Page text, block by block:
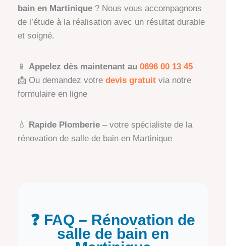
bain en Martinique ? Nous vous accompagnons
de l’étude à la réalisation avec un résultat durable
et soigné.
📱 Appelez dès maintenant au 0696 00 13 45
📩 Ou demandez votre devis gratuit via notre
formulaire en ligne
💧 Rapide Plomberie – votre spécialiste de la
rénovation de salle de bain en Martinique
❓ FAQ – Rénovation de
salle de bain en